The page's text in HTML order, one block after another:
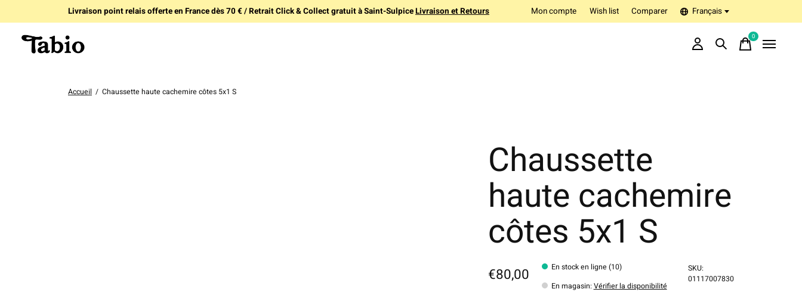
Livraison point relais offerte en France dès 70 € / Retrait Click & Collect gratuit à Saint-SulpiceLivraison et Retours Mon compte Wish list Comparer Français
0items
Accueil / Chaussette haute cachemire côtes 5x1 S
Chaussette
haute cachemire
côtes 5x1 S
€80,00
En stock en ligne (10)
En magasin: Vérifier la disponibilité
SKU:
01117007830